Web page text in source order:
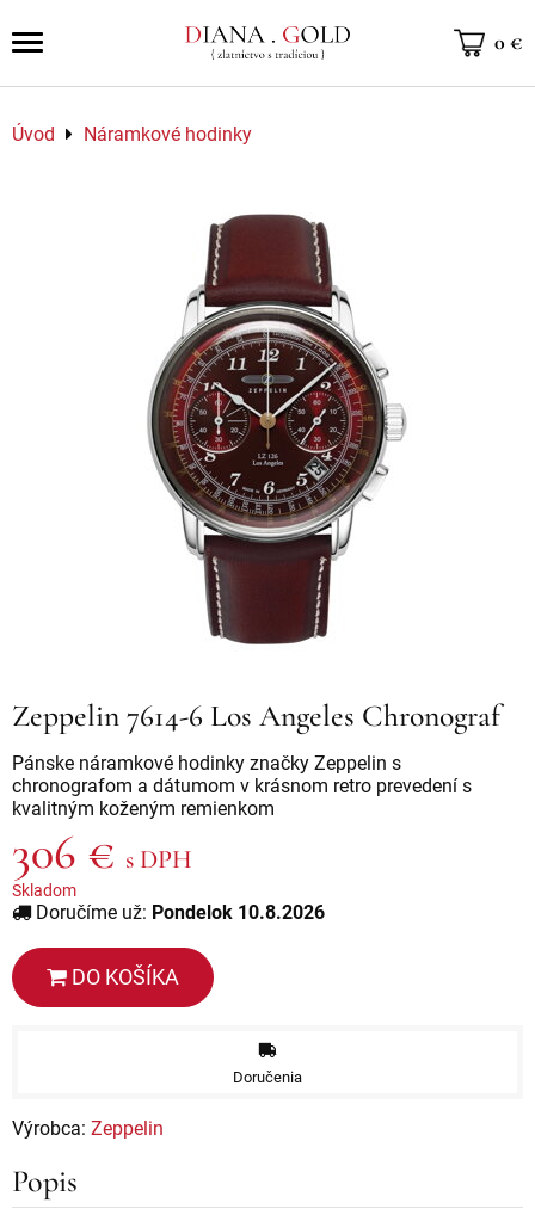
0 €
Úvod Náramkové hodinky
Zeppelin 7614-6 Los Angeles Chronograf
Pánske náramkové hodinky značky Zeppelin s
chronografom a dátumom v krásnom retro prevedení s
kvalitným koženým remienkom
306 € s DPH
Skladom
Doručíme už: Pondelok 10.8.2026
DO KOŠÍKA
Doručenia
Výrobca: Zeppelin
Popis